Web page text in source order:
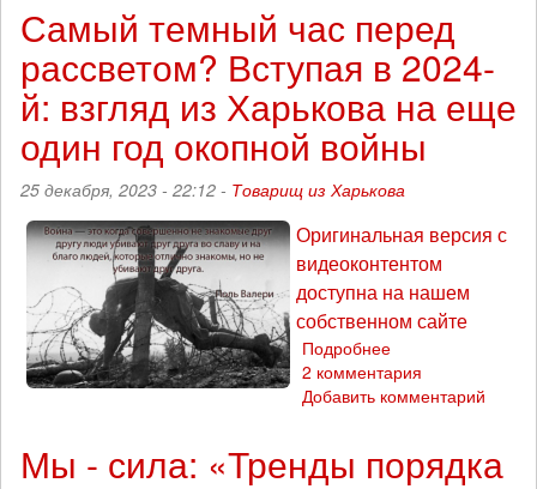
не
власть?
«Тренды
порядка
и
хаоса»,
эпизод
149
Самый темный час перед
рассветом? Вступая в 2024-
й: взгляд из Харькова на еще
один год окопной войны
25 декабря, 2023 - 22:12 - Товарищ из Харькова
Оригинальная версия с
видеоконтентом
доступна на нашем
собственном сайте
Подробнее
Самый
темный
рассветом?
2 комментария
Добавить комментарий
Мы - сила: «Тренды порядка